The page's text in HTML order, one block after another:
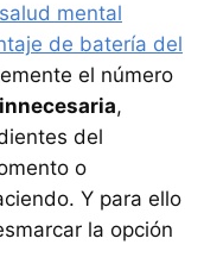
mental
de batería del
el número
,
del
o
Y para ello
la opción